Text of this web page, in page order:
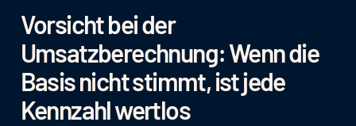
Vorsicht bei der
Umsatzberechnung: Wenn die
Basis nicht stimmt, ist jede
Kennzahl wertlos